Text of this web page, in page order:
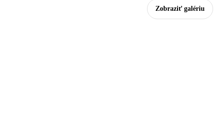
Zobraziť galériu